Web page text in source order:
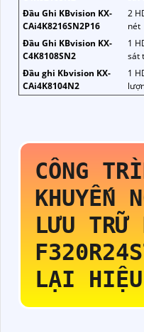
Đầu Ghi KBvision KX-
CAi4K8216SN2P16
2
nét
Đầu Ghi KBvision KX-
C4K8108SN2
1
sát
Đầu ghi Kbvision KX-
CAi4K8104N2
1
CÔNG
KHUYẾN
LƯU TRỮ
LẠI HIỆU